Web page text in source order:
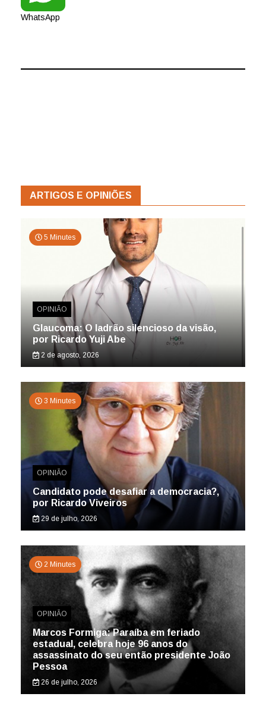
WhatsApp
ARTIGOS E OPINIÕES
5 Minutes
OPINIÃO
Glaucoma: O ladrão silencioso da visão,
por Ricardo Yuji Abe
2 de agosto, 2026
3 Minutes
OPINIÃO
Candidato pode desafiar a democracia?,
por Ricardo Viveiros
29 de julho, 2026
2 Minutes
OPINIÃO
Marcos Formiga: Paraíba em feriado
estadual, celebra hoje 96 anos do
assassinato do seu então presidente João
Pessoa
26 de julho, 2026